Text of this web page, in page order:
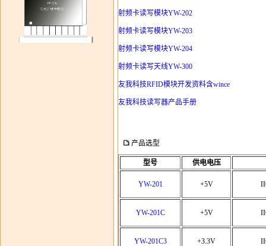
射频卡读写模块YW-202
射频卡读写模块YW-203
射频卡读写模块YW-204
射频卡读写天线YW-300
友我科技RFID模块开发资料含wince
友我科技读写器产品手册
产品选型
型号 供电电压
YW-201 +5V
YW-201C +5V
YW-201C3 +3.3V